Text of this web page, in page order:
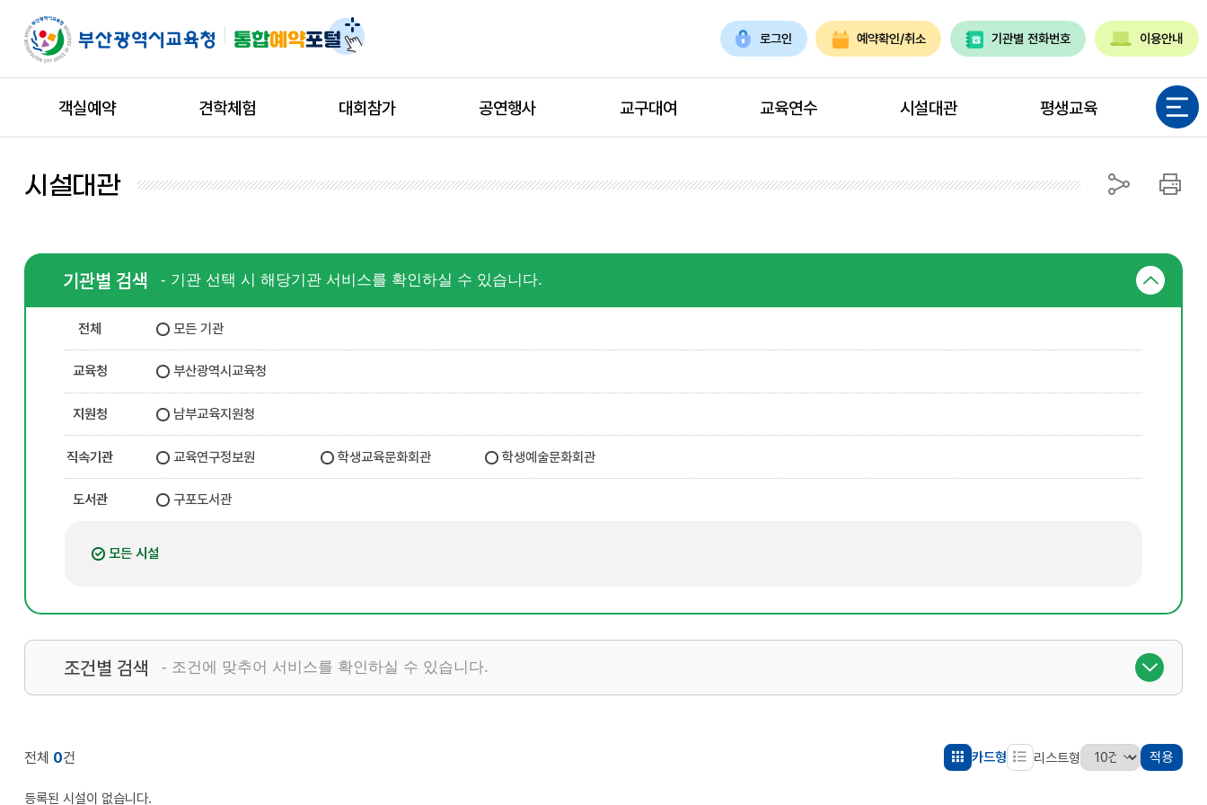
로그인 예약확인/취소 기관별 전화번호 이용안내
객실예약 견학체험 대회참가 공연행사 교구대여 교육연수 시설대관 평생교육 전체메뉴
시설대관 공유 인쇄
기관별 검색 - 기관 선택 시 해당기관 서비스를 확인하실 수 있습니다.
전체 모든 기관
교육청 부산광역시교육청
지원청 남부교육지원청
직속기관 교육연구정보원 학생교육문화회관 학생예술문화회관
도서관 구포도서관
모든 시설
조건별 검색 - 조건에 맞추어 서비스를 확인하실 수 있습니다.
전체 0건 카드형 리스트형 적용
등록된 시설이 없습니다.